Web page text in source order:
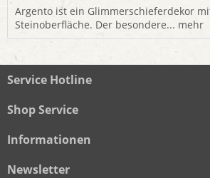
Argento ist ein Glimmerschieferdekor
Steinoberfläche. Der besondere... mehr
Service Hotline
Shop Service
Informationen
Newsletter